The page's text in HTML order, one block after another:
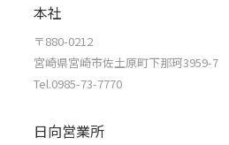
本社
〒880-0212
宮崎県宮崎市佐土原町下那珂3959-7
Tel.0985-73-7770
日向営業所